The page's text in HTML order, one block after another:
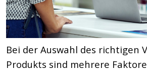
Bei der Auswahl des richtigen
Produkts sind mehrere